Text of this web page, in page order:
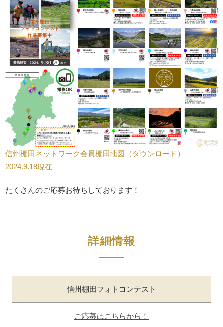
信州棚田ネットワーク会員棚田地図（ダウンロード）
2024.9.18現在
たくさんのご応募お待ちしております！
詳細情報
信州棚田フォトコンテスト
ご応募はこちらから！